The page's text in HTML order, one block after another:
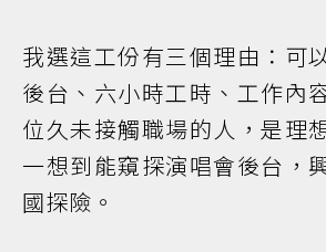
我選這工份有三個理由：可
後台、六小時工時、工作內
位久未接觸職場的人，是理
一想到能窺探演唱會後台，
國探險。